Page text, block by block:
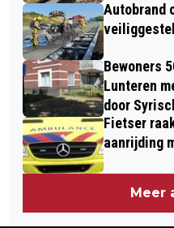
Autobrand
Bewoners
Lunteren
door
Fietser
aanrijding
Meer